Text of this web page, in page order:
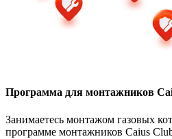
Программа для монтажников
Занимаетесь монтажом газовых
программе монтажников Caius